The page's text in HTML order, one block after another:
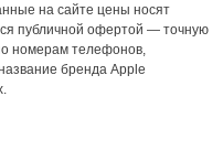
на сайте цены носят
публичной офертой — точную
номерам телефонов,
бренда Apple